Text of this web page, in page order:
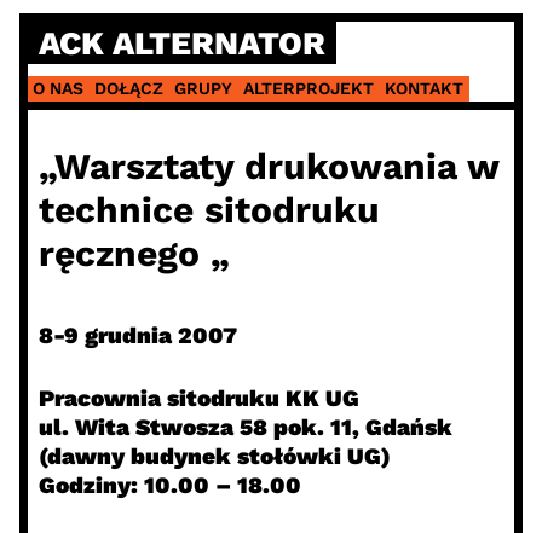
Skip
content
ACK ALTERNATOR
O NAS DOŁĄCZ GRUPY ALTERPROJEKT KONTAKT
„Warsztaty drukowania w
technice sitodruku
ręcznego „
8-9 grudnia 2007
Pracownia sitodruku KK UG
ul. Wita Stwosza 58 pok. 11, Gdańsk
(dawny budynek stołówki UG)
Godziny: 10.00 – 18.00